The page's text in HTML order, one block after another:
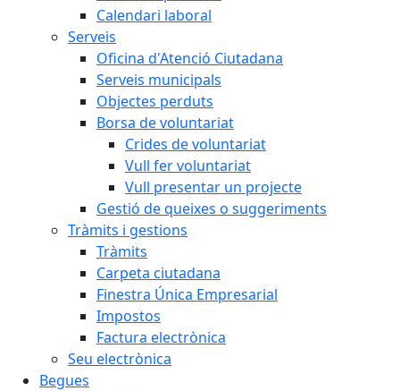
Calendari laboral
Serveis
Oficina d'Atenció Ciutadana
Serveis municipals
Objectes perduts
Borsa de voluntariat
Crides de voluntariat
Vull fer voluntariat
Vull presentar un projecte
Gestió de queixes o suggeriments
Tràmits i gestions
Tràmits
Carpeta ciutadana
Finestra Única Empresarial
Impostos
Factura electrònica
Seu electrònica
Begues